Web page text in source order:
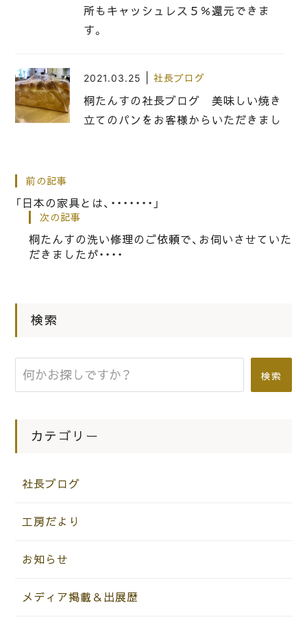
所もキャッシュレス５％還元できま
す。
2021.03.25 社長ブログ
桐たんすの社長ブログ 美味しい焼き
立てのパンをお客様からいただきまし
こだわりの桐箪笥の社長ブログ こん
す。
前の記事
「日本の家具とは、・・・・・・・」
次の記事
桐たんすの洗い修理のご依頼で、お伺いさせていた
だきましたが・・・・
検索
検索
カテゴリー
社長ブログ
工房だより
お知らせ
メディア掲載＆出展歴